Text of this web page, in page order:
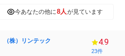
今あなたの他に8人が見ています
（株）リンテック 4.9
23件